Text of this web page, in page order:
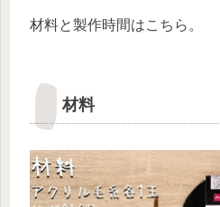
材料と製作時間はこちら。
材料